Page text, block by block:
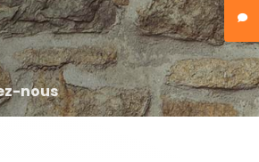
nous